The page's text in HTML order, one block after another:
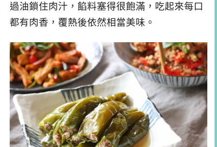
過油鎖住肉汁，餡料塞得很飽滿，吃起來每口
都有肉香，覆熱後依然相當美味。